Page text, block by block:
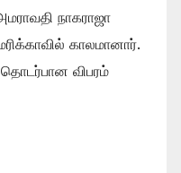
நாகராஜா
காலமானார்.
விபரம்